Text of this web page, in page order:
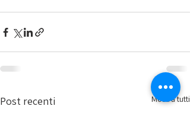
Post recenti Mostra tutti